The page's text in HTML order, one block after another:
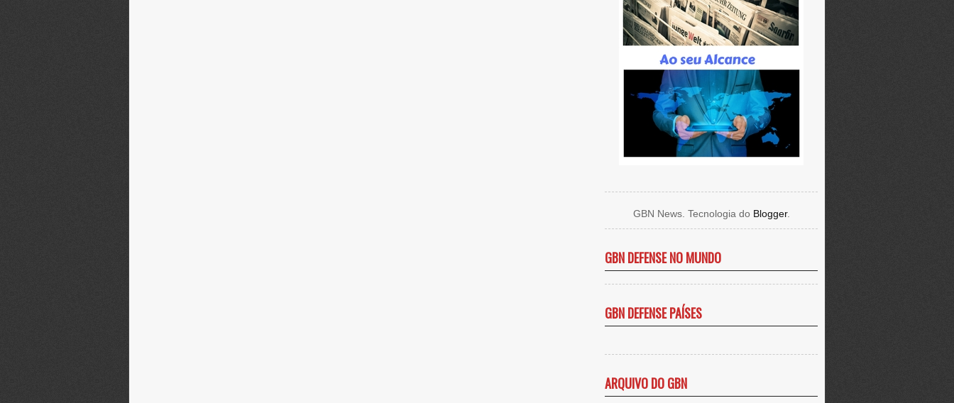
GBN News. Tecnologia do Blogger.
GBN DEFENSE NO MUNDO
GBN DEFENSE PAÍSES
ARQUIVO DO GBN